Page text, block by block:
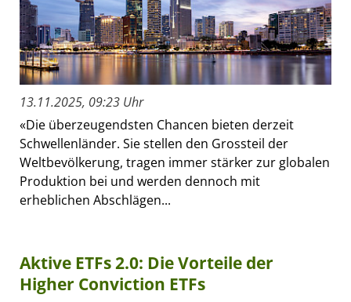
13.11.2025, 09:23 Uhr
«Die überzeugendsten Chancen bieten derzeit
Schwellenländer. Sie stellen den Grossteil der
Weltbevölkerung, tragen immer stärker zur globalen
Produktion bei und werden dennoch mit
erheblichen Abschlägen...
Aktive ETFs 2.0: Die Vorteile der
Higher Conviction ETFs